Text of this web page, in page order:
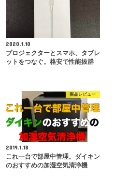
2020.1.10
プロジェクターとスマホ、タブレ
ットをつなぐ。格安で性能抜群
商品レビュー
2019.1.18
これ一台で部屋中管理。ダイキン
のおすすめの加湿空気清浄機